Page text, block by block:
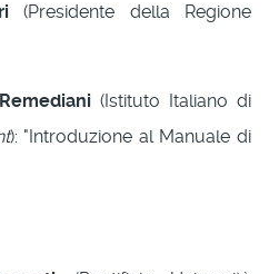
(Presidente della Regione
(Istituto Italiano di
): "Introduzione al Manuale di